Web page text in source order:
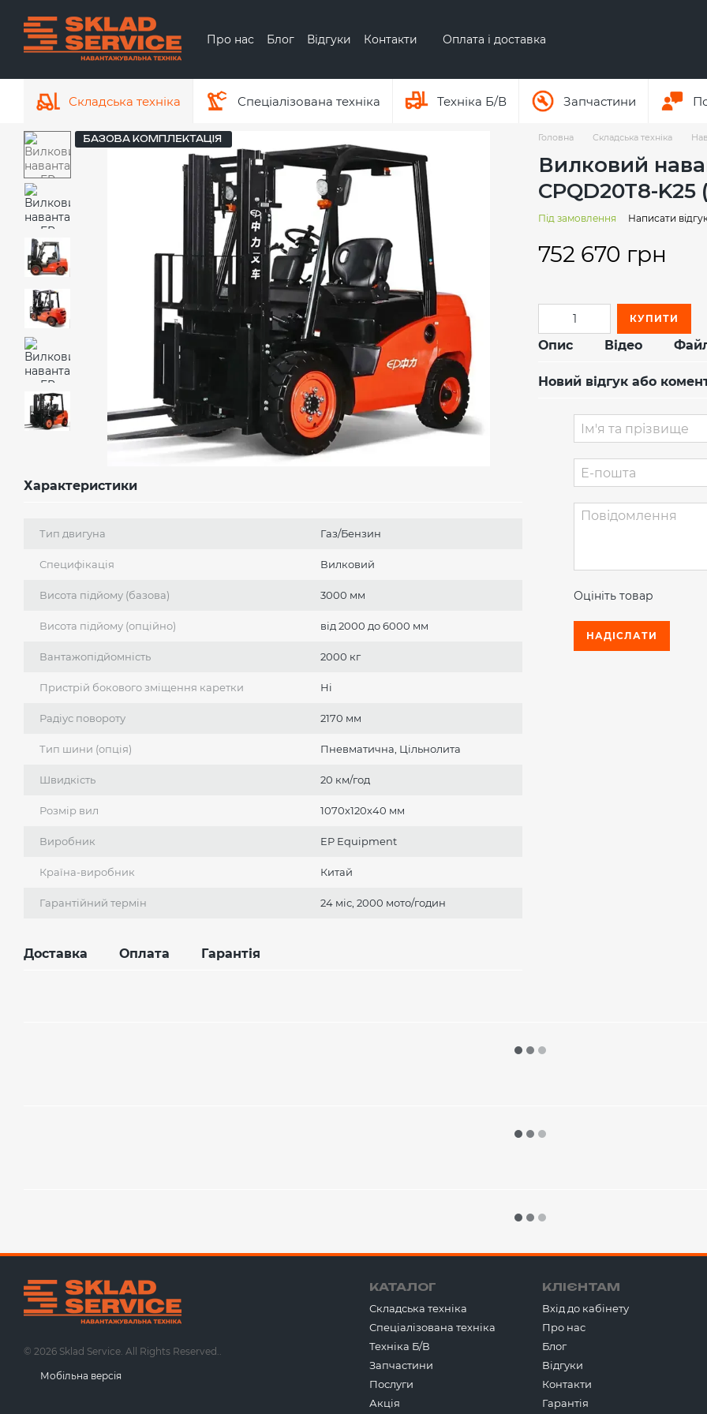
Про нас
Блог Відгуки Контакти
Оплата і доставка
Складська техніка Спеціалізована техніка Техніка Б/В Запчастини
БАЗОВА КОМПЛЕКТАЦІЯ
Характеристики
Тип двигуна Газ/Бензин
Специфікація Вилковий
Висота підйому (базова) 3000 мм
Висота підйому (опційно) від 2000 до 6000 мм
Вантажопідйомність 2000 кг
Пристрій бокового зміщення каретки Ні
Радіус повороту 2170 мм
Тип шини (опція) Пневматична, Цільнолита
Швидкість 20 км/год
Розмір вил 1070х120х40 мм
Виробник EP Еquipment
Країна-виробник Китай
Гарантійний термін 24 міс, 2000 мото/годин
Доставка Оплата Гарантія
Головна Складська техніка
Вилковий
CPQD20T8-K25
Під замовлення Написати
752 670 грн
КУПИТИ
Опис Відео
Новий відгук або
Оцініть товар
НАДІСЛАТИ
© 2026 Sklad Service. All Rights Reserved..
Мобільна версія
КАТАЛОГ
Складська техніка
Спеціалізована техніка
Техніка Б/В
Запчастини
Послуги
Акція
КЛІЄНТАМ
Вхід до кабінету
Про нас
Блог
Відгуки
Контакти
Гарантія